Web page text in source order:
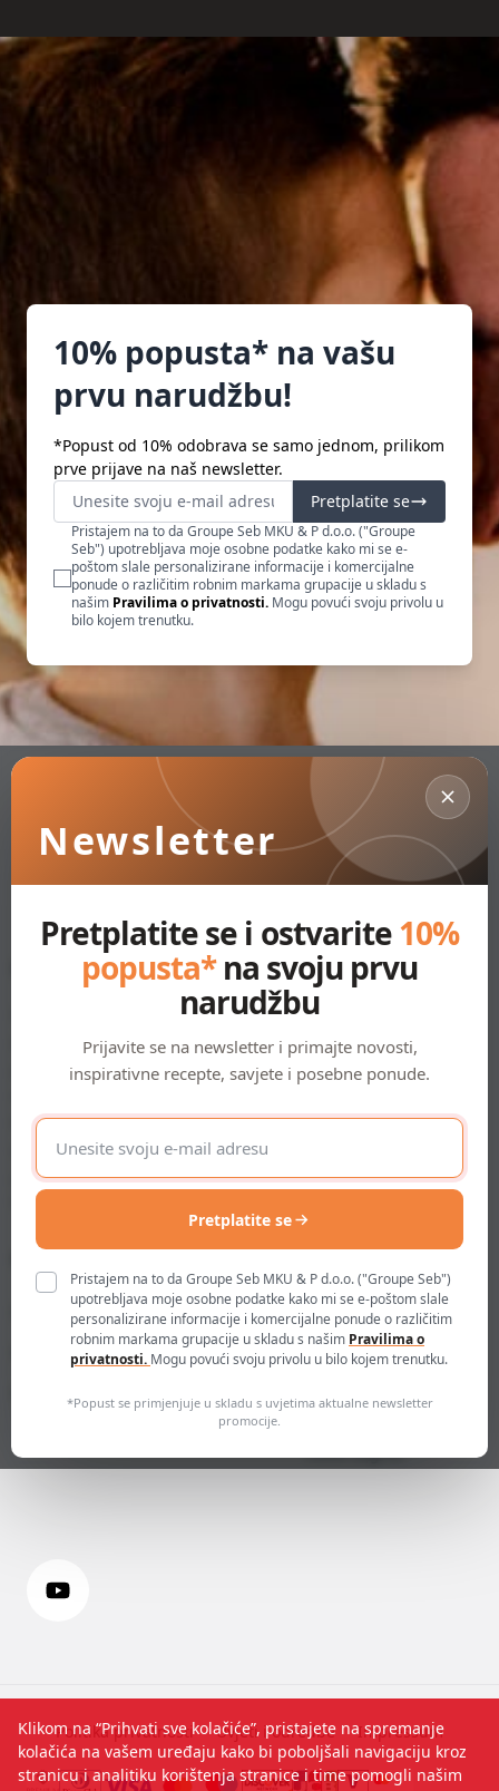
Klikom na “Prihvati sve kolačiće”, pristajete na spremanje
kolačića na vašem uređaju kako bi poboljšali navigaciju kroz
stranicu i analitiku korištenja stranice i time pomogli našim
10% popusta* na vašu
prvu narudžbu!
*Popust od 10% odobrava se samo jednom, prilikom
prve prijave na naš newsletter.
Pretplatite se
Pristajem na to da Groupe Seb MKU & P d.o.o. ("Groupe
Seb") upotrebljava moje osobne podatke kako mi se e-
poštom slale personalizirane informacije i komercijalne
ponude o različitim robnim markama grupacije u skladu s
našim Pravilima o privatnosti. Mogu povući svoju privolu u
bilo kojem trenutku.
Newsletter
Pretplatite se i ostvarite10%
popusta*na svoju prvu
narudžbu
Prijavite se na newsletter i primajte novosti,
inspirativne recepte, savjete i posebne ponude.
E-
mail
adresa
Pretplatite se
Pristajem na to da Groupe Seb MKU & P d.o.o. ("Groupe Seb")
upotrebljava moje osobne podatke kako mi se e-poštom slale
personalizirane informacije i komercijalne ponude o različitim
robnim markama grupacije u skladu s našim Pravilima o
privatnosti. Mogu povući svoju privolu u bilo kojem trenutku.
*Popust se primjenjuje u skladu s uvjetima aktualne newsletter
promocije.
Informacije
Pravo na jednostrani raskid
Prigovor / rješavanje sporova
Slanje i dostava
Izjava o korištenju Monri
WSPay-a
O nama
Saznajte više
Održivost
Zbrinjavanje otpada i zaštita
Prijavite se
Kreirajte korisnički račun
Kolačići
contact-
hr@groupeseb.com
01 30 15 294
SEB mku & p d.o.o.
10000 Zagreb
Politika privatnosti Uvjeti i odredbe Impressum